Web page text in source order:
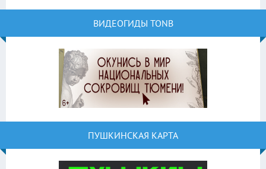
ВИДЕОГИДЫ TONB
ПУШКИНСКАЯ КАРТА